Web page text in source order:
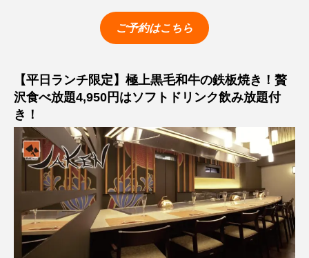
ご予約はこちら
【平日ランチ限定】極上黒毛和牛の鉄板焼き！贅
沢食べ放題4,950円はソフトドリンク飲み放題付
き！